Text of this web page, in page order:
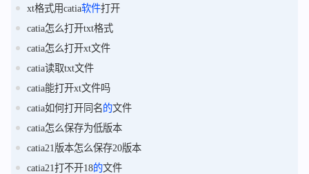
xt格式用catia软件打开
catia怎么打开txt格式
catia怎么打开xt文件
catia读取txt文件
catia能打开xt文件吗
catia如何打开同名的文件
catia怎么保存为低版本
catia21版本怎么保存20版本
catia21打不开18的文件